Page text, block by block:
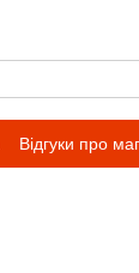
Відгуки про